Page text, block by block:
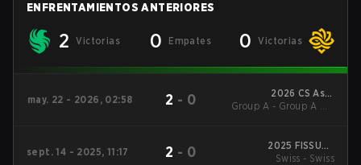
ENFRENTAMIENTOS ANTERIORES
2 Victorias 0 Empates 0 Victorias
may. 22 - 2026, 02:58 2 - 0
2026 CS Asia
Championships
Group A - Group A UB
sept. 14 - 2025, 11:17 2 - 0
2025 FISSURE
Playground #2
Swiss - Swiss